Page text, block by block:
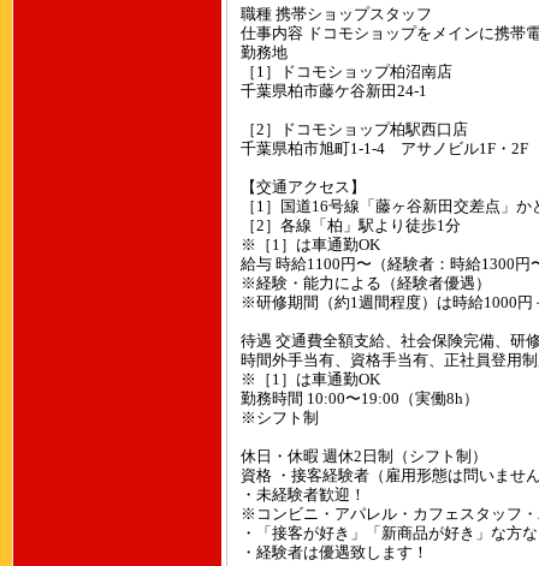
職種 携帯ショップスタッフ
仕事内容 ドコモショップをメインに携帯
勤務地
［1］ドコモショップ柏沼南店
千葉県柏市藤ケ谷新田24-1
［2］ドコモショップ柏駅西口店
千葉県柏市旭町1-1-4 アサノビル1F・2F
【交通アクセス】
［1］国道16号線「藤ヶ谷新田交差点」
［2］各線「柏」駅より徒歩1分
※［1］は車通勤OK
給与 時給1100円〜（経験者：時給1300円
※経験・能力による（経験者優遇）
※研修期間（約1週間程度）は時給1000円
待遇 交通費全額支給、社会保険完備、研
時間外手当有、資格手当有、正社員登用
※［1］は車通勤OK
勤務時間 10:00〜19:00（実働8h）
※シフト制
休日・休暇 週休2日制（シフト制）
資格 ・接客経験者（雇用形態は問いませ
・未経験者歓迎！
※コンビニ・アパレル・カフェスタッフ
・「接客が好き」「新商品が好き」な方
・経験者は優遇致します！